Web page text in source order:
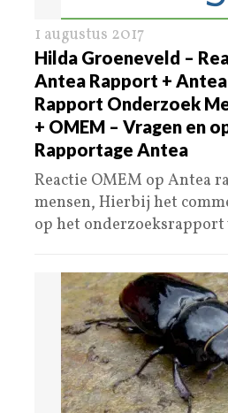
1 augustus 2017
Hilda Groeneveld –
Antea Rapport +
Rapport Onderzoek
+ OMEM – Vragen en
Rapportage Antea
Reactie OMEM op Antea
mensen, Hierbij het
op het onderzoeksrapport